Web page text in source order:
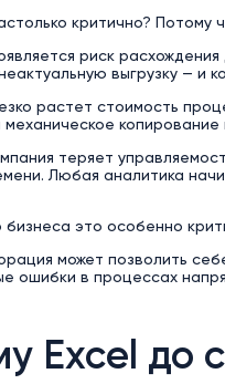
критично?
риск
выгрузку — и
растет стоимость
механическое
теряет
Любая аналитика
бизнеса это особенно
может позволить
ошибки в процессах
Excel до